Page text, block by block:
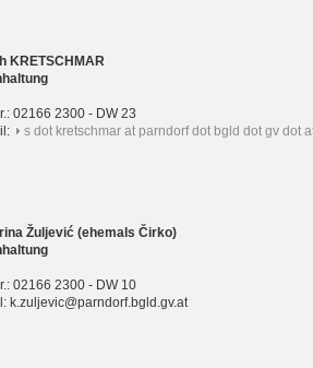
KRETSCHMAR
02166 2300 - DW 23
s dot kretschmar at parndorf dot bgld dot gv dot
Žuljević (ehemals Čirko)
02166 2300 - DW 10
k.zuljevic@parndorf.bgld.gv.at